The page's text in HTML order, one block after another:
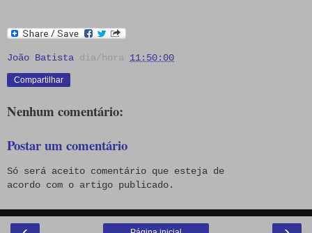
João Batista dia/hora 11:50:00
Compartilhar
Nenhum comentário:
Postar um comentário
Só será aceito comentário que esteja de
acordo com o artigo publicado.